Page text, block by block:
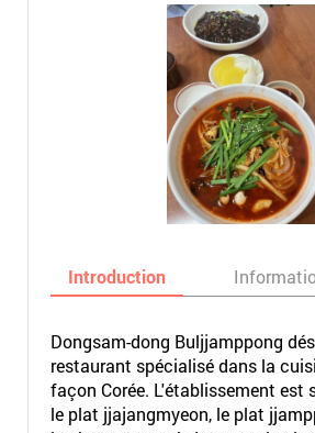
Introduction
Dongsam-dong Buljjamppong
restaurant spécialisé dans la
façon Corée. L'établissement est
le plat jjajangmyeon, le plat